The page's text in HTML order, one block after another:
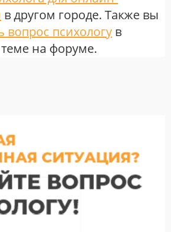
в другом городе. Также вы
вопрос психологу в
на форуме.